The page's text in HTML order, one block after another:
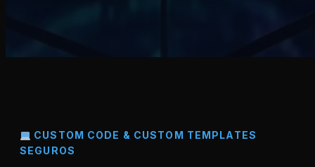
CUSTOM CODE & CUSTOM TEMPLATES
SEGUROS